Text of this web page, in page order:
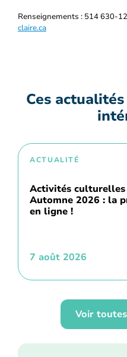
Renseignements : 514 630-
claire.ca
Ces
ACTUALITÉ
Activités
Automne 2026 : la
en ligne !
7 août 2026
Voir